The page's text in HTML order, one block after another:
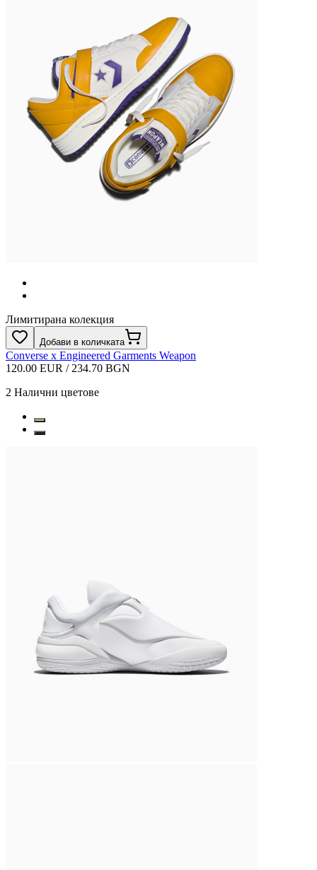
Лимитирана колекция
Добави в количката
Converse x Engineered Garments Weapon
120.00 EUR / 234.70 BGN
2 Налични цветове